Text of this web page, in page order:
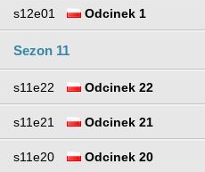
s12e01 Odcinek 1
Sezon 11
s11e22 Odcinek 22
s11e21 Odcinek 21
s11e20 Odcinek 20